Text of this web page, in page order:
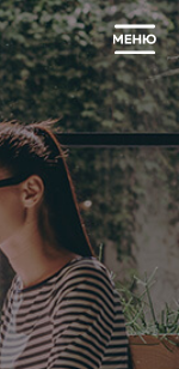
ЗАТВОРИ